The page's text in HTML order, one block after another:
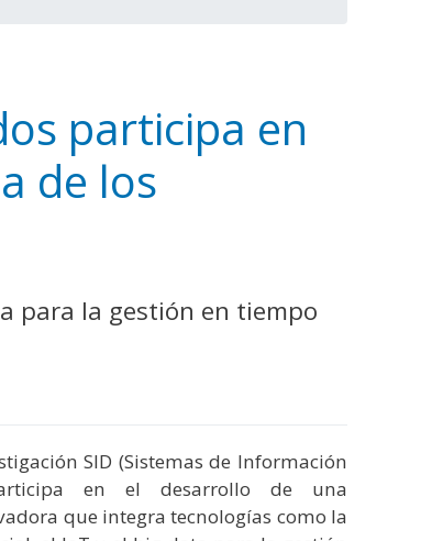
participa en
de los
para la gestión en tiempo
SID (Sistemas de Información
en el desarrollo de una
que integra tecnologías como la